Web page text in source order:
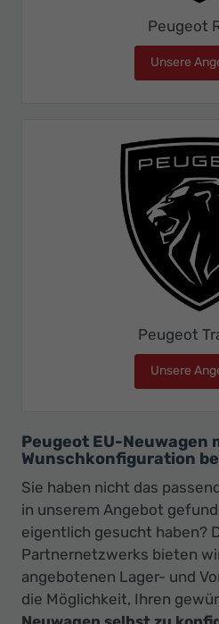
Peugeot
Unsere
Peugeot
Unsere
Peugeot EU-Neuwagen
Wunschkonfiguration
Sie haben nicht das
in unserem Angebot
eigentlich gesucht haben?
Partnernetzwerks bieten
angebotenen Lager- und
die Möglichkeit, Ihren